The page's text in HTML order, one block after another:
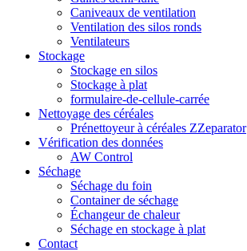
Caniveaux de ventilation
Ventilation des silos ronds
Ventilateurs
Stockage
Stockage en silos
Stockage à plat
formulaire-de-cellule-carrée
Nettoyage des céréales
Prénettoyeur à céréales ZZeparator
Vérification des données
AW Control
Séchage
Séchage du foin
Container de séchage
Échangeur de chaleur
Séchage en stockage à plat
Contact